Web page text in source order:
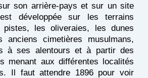
son arrière-pays et sur un site
développée sur les terrains
les oliveraies, les dunes
anciens cimetières musulmans,
à ses alentours et à partir des
menant aux différentes localités
Il faut attendre 1896 pour voir